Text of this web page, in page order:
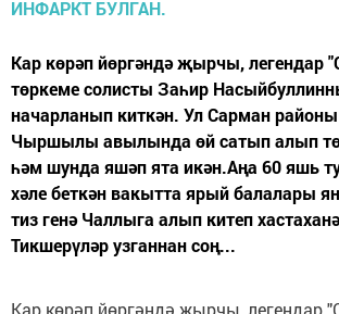
Кар көрәп йөргәндә җырчы, легендар
төркеме солисты Заһир
начарланып киткән. Ул Сарман
Чыршылы авылында өй сатып алып
һәм шунда яшәп ята икән.Аңа 60 яшь
хәле беткән вакытта ярый балалары
тиз генә Чаллыга алып китеп
Тикшерүләр узганнан соң...
Кар көрәп йөргәндә җырчы, легендар